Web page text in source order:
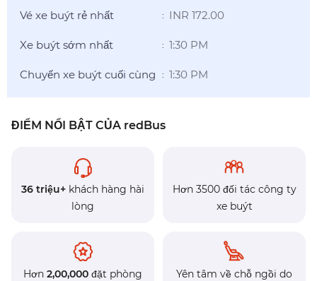
Vé xe buýt rẻ nhất : INR 172.00
Xe buýt sớm nhất : 1:30 PM
Chuyến xe buýt cuối cùng : 1:30 PM
ĐIỂM NỔI BẬT CỦA redBus
36 triệu+ khách hàng hài
lòng
Hơn 3500 đối tác công ty
xe buýt
Hơn 2,00,000 đặt phòng
Yên tâm về chỗ ngồi do